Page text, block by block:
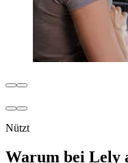
Nützt
Warum bei Lely